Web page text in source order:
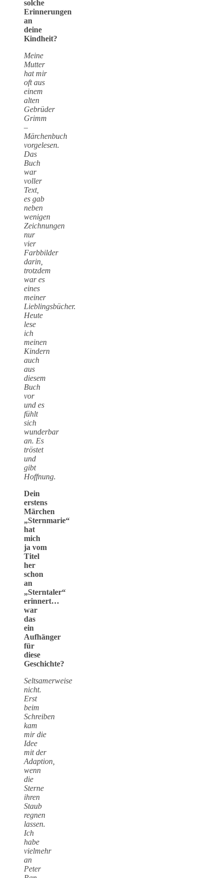
solche
Erinnerungen
an
deine
Kindheit?
Meine
Mutter
hat mir
oft aus
einem
alten
Gebrüder
Grimm
–
Märchenbuch
vorgelesen.
Das
Buch
war
voller
Text,
es gab
neben
wenigen
Zeichnungen
nur
vier
Farbbilder
darin,
trotzdem
war es
eines
meiner
Lieblingsbücher.
Heute
lese
ich
meinen
Kindern
auch
aus
diesem
Buch
vor
und es
fühlt
sich
wunderbar
an. Es
tröstet
und
gibt
Hoffnung.
Dein
erstens
Märchen
„Sternmarie“
hat
mich
ja vom
Titel
her
schon
an
„Sterntaler“
erinnert…
war
das
ein
Aufhänger
für
diese
Geschichte?
Seltsamerweise
nicht.
Erst
beim
Schreiben
kam
mir die
Idee
mit der
Adaption,
wenn
die
Sterne
ihren
Staub
regnen
lassen.
Ich
habe
vielmehr
an
Peter